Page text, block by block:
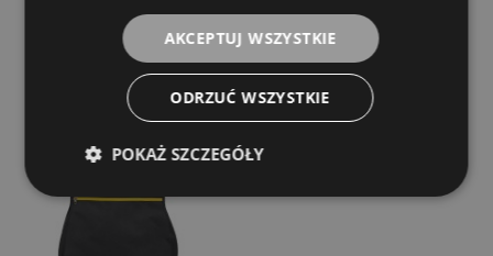
Dostępność:
DO KOSZYKA
AKCEPTUJ WSZYSTKIE
ODRZUĆ WSZYSTKIE
POKAŻ SZCZEGÓŁY